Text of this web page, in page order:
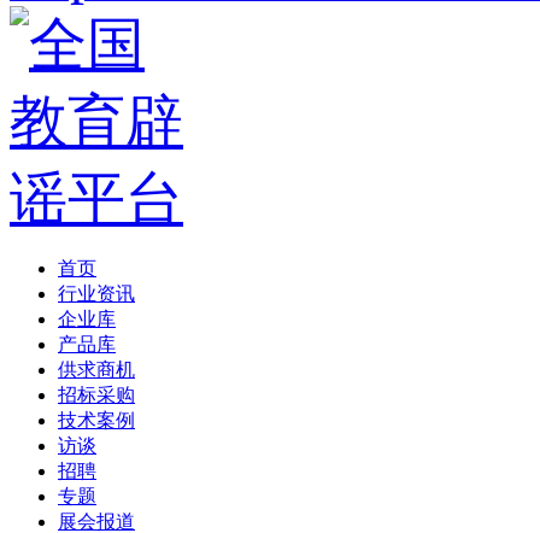
首页
行业资讯
企业库
产品库
供求商机
招标采购
技术案例
访谈
招聘
专题
展会报道